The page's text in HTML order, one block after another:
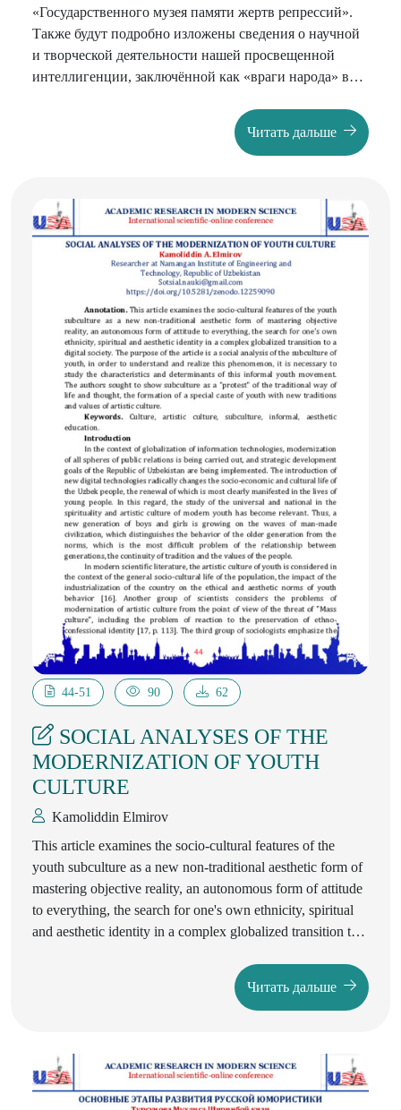
«Государственного музея памяти жертв репрессий».
Также будут подробно изложены сведения о научной
и творческой деятельности нашей просвещенной
интеллигенции, заключённой как «враги народа» в
Читать дальше
44-51 90 62
SOCIAL ANALYSES OF THE
MODERNIZATION OF YOUTH
CULTURE
Kаmoliddin Elmirov
This article examines the socio-cultural features of the
youth subculture as a new non-traditional aesthetic form of
mastering objective reality, an autonomous form of attitude
to everything, the search for one's own ethnicity, spiritual
and aesthetic identity in a complex globalized transition to a
of the subculture of youth, in order to understand and
realize this phenomenon, it is necessary to study the
"protest" of the traditional way of life and thought, the
formation of a special caste of youth with new traditions
and values of artistic culture.
Читать дальше